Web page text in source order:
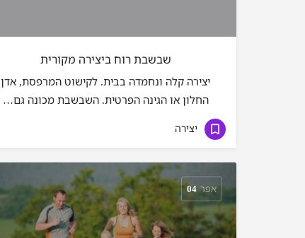
שבשבת רוח ביצירה מקורית
יצירה קלה ונחמדה בבית. לקישוט המרפסת, אדן
החלון או הגינה הפרטית. השבשבת מכונה גם…
יצירה
אפר 04